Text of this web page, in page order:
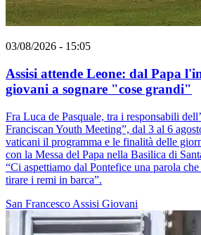
03/08/2026 - 15:05
Assisi attende Leone: dal Papa
giovani a sognare "cose grandi"
Fra Luca de Pasquale, tra i responsabili
Franciscan Youth Meeting”, dal 3 al 6
vaticani il programma e le finalità delle
con la Messa del Papa nella Basilica di
“Ci aspettiamo dal Pontefice una parola
tirare i remi in barca”.
San Francesco Assisi Giovani